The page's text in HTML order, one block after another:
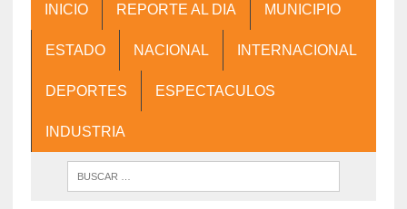
INICIO REPORTE AL DIA MUNICIPIO
ESTADO NACIONAL INTERNACIONAL
DEPORTES ESPECTACULOS
INDUSTRIA